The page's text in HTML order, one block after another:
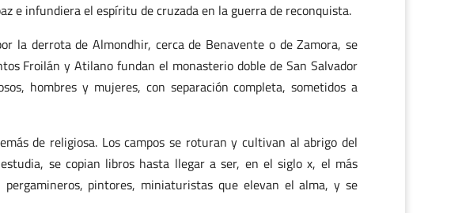
e infundiera el espíritu de cruzada en la guerra de reconquista.
la derrota de Almondhir, cerca de Benavente o de Zamora, se
Froilán y Atilano fundan el monasterio doble de San Salvador
hombres y mujeres, con separación completa, sometidos a
de religiosa. Los campos se roturan y cultivan al abrigo del
se copian libros hasta llegar a ser, en el siglo x, el más
pintores, miniaturistas que elevan el alma, y se